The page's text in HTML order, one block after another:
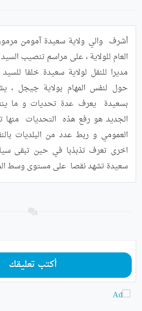
سعيدة تشهد نقصا  على مستوى وسط
أكتب تعليقك